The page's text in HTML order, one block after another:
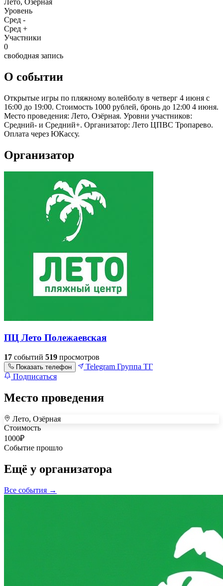
Уровень
Сред -
Сред +
Участники
0
свободная запись
О событии
Открытые игры по пляжному волейболу в четверг 4 июня с
16:00 до 19:00. Стоимость 1000 рублей, бронь до 12:00 4 июня.
Место проведения: Лето, Озёрная. Уровни участников:
Средний- и Средний+. Организатор: Лето ЦПВС Тропарево.
Оплата через ЮКассу.
Организатор
ПЦ Лето Полежаевская
17 событий 519 просмотров
Показать телефон Telegram Группа ТГ
Подписаться
Место проведения
+
–
Лето, Озёрная
Стоимость
1000₽
Событие прошло
Ещё у организатора
Все события →